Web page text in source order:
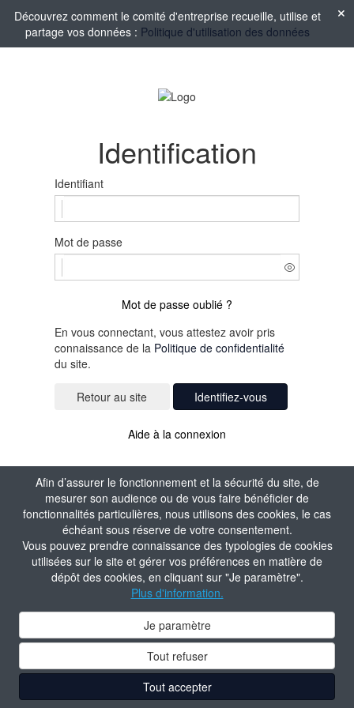
Afin d’assurer le fonctionnement et la sécurité du site, de
mesurer son audience ou de vous faire bénéficier de
fonctionnalités particulières, nous utilisons des cookies, le cas
échéant sous réserve de votre consentement.
Vous pouvez prendre connaissance des typologies de cookies
utilisées sur le site et gérer vos préférences en matière de
dépôt des cookies, en cliquant sur "Je paramètre".
Plus d'information.
Je paramètre
Tout refuser
Tout accepter
Découvrez comment le comité d'entreprise recueille, utilise et
partage vos données : Politique d'utilisation des données
Identification
Identifiant
Mot de passe
Mot de passe oublié ?
En vous connectant, vous attestez avoir pris
connaissance de la Politique de confidentialité
du site.
Identifiez-vous
Aide à la connexion